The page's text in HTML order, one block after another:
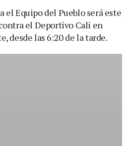
el Equipo del Pueblo será este
el Deportivo Cali en
desde las 6:20 de la tarde.